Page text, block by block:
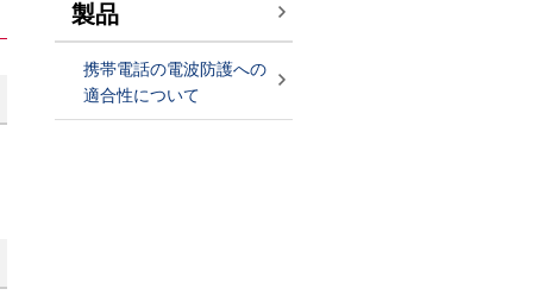
製品
携帯電話の電波防護への
適合性について